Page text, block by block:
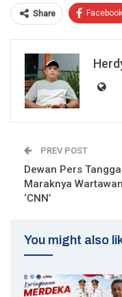
Share Facebook
PREV POST
Dewan Pers
Maraknya Wartawan
‘CNN’
You might also